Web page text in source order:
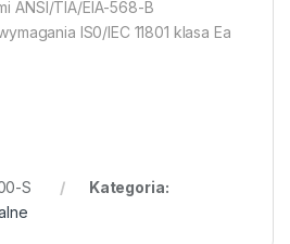
ANSI/TIA/EIA-568-B
IS0/IEC 11801 klasa Ea
S
Kategoria: